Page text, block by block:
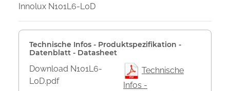
Innolux N101L6-L0D
Technische Infos - Produktspezifikation -
Datenblatt - Datasheet
Download N101L6-
L0D.pdf
Technische
Infos -